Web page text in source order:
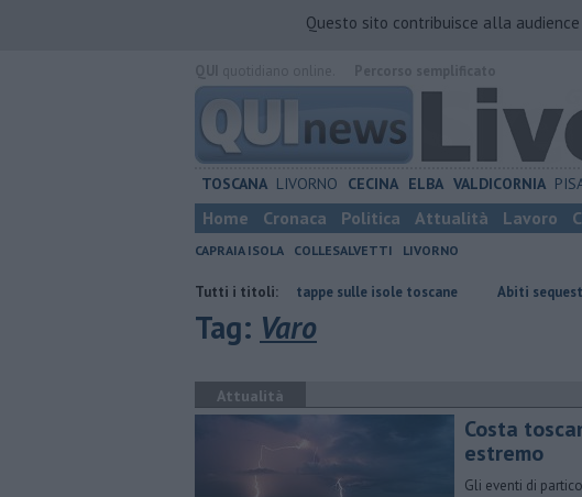
Questo sito contribuisce alla audience
TOSCANA LIVORNO CECINA ELBA VALDICORNIA
Home Cronaca Politica Attualità Lavoro
CAPRAIA ISOLA COLLESALVETTI LIVORNO
Tutti i titoli:
Gara podistica a tappe sulle isole toscane Abiti sequestrati in dono
Tag: Varo
Attualità
Costa
estremo
Gli eventi di